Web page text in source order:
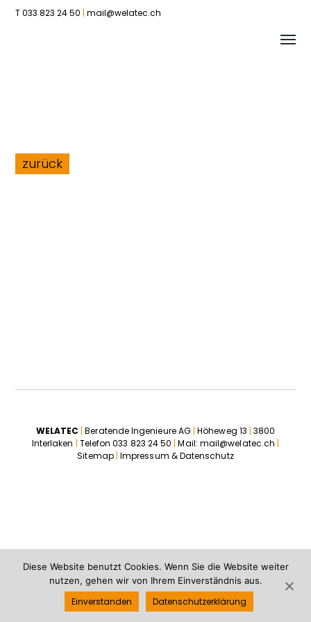
T 033 823 24 50 |mail@welatec.ch
WELATEC | Beratende Ingenieure AG | Höheweg 13 | 3800
Interlaken | Telefon033 823 24 50 | Mail: mail@welatec.ch |
Sitemap | Impressum & Datenschutz
Diese Website benutzt Cookies. Wenn Sie die Website weiter
nutzen, gehen wir von Ihrem Einverständnis aus.
Einverstanden Datenschutzerklärung